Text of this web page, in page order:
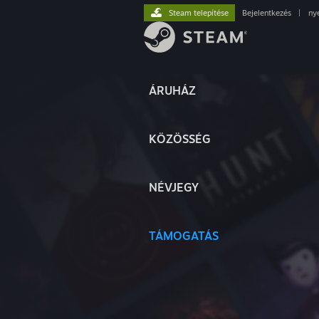
ÁRUHÁZ
KÖZÖSSÉG
NÉVJEGY
TÁMOGATÁS
Steam telepítése Bejelentkezés